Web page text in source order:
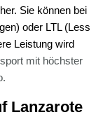
Sie können bei
oder LTL (Less
Leistung wird
mit höchster
Lanzarote